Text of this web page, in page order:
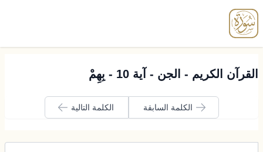
القرآن الكريم - الجن - آية 10 - بِهِمْ
الكلمة السابقة الكلمة التالية